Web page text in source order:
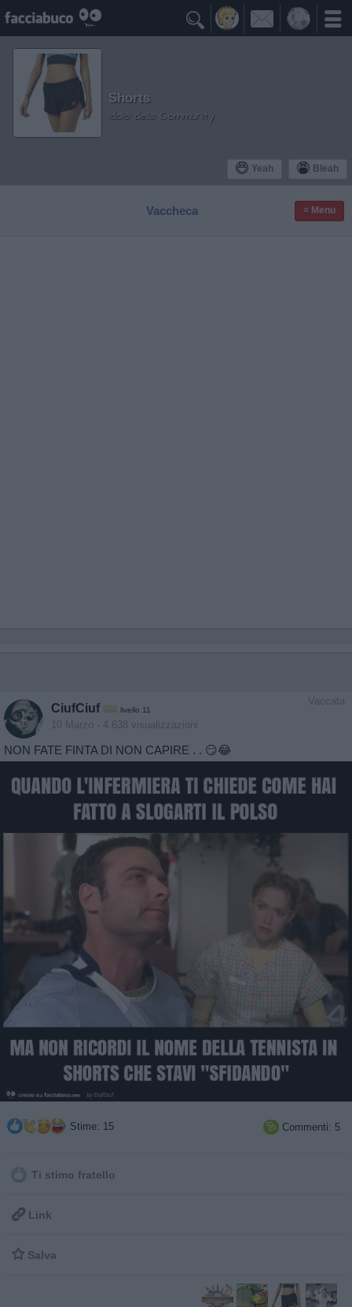

Yeah Bleah
Shorts
Idolo della Community
Vaccheca ≡ Menu
Vaccata
CiufCiuf livello 11
10 Marzo - 4.638 visualizzazioni
NON FATE FINTA DI NON CAPIRE . . 😏😂
Stime: 15  Commenti: 5
Ti stimo fratello
 Link
 Salva